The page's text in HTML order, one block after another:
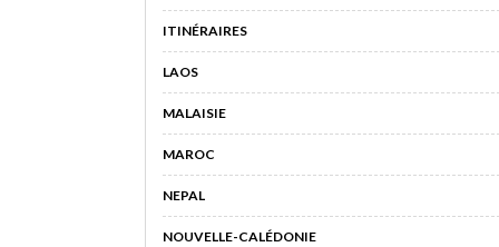
ITINÉRAIRES
LAOS
MALAISIE
MAROC
NEPAL
NOUVELLE-CALÉDONIE